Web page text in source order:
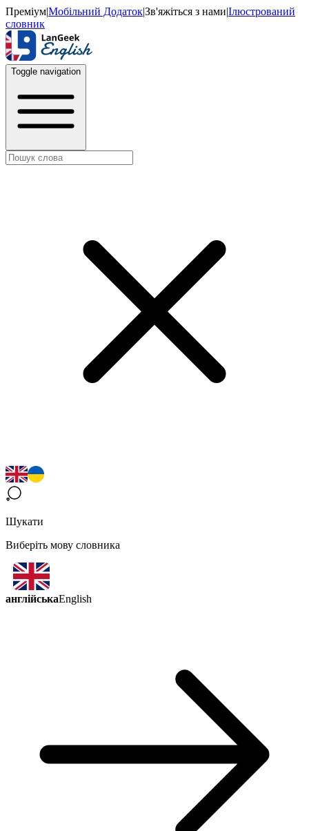
Преміум|Мобільний Додаток|Зв'яжіться з нами|Ілюстрований
словник
Toggle navigation
Шукати
Виберіть мову словника
англійськаEnglish